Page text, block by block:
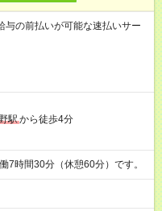
の前払いが可能な速払いサー
駅から徒歩4分
時間30分（休憩60分）です。